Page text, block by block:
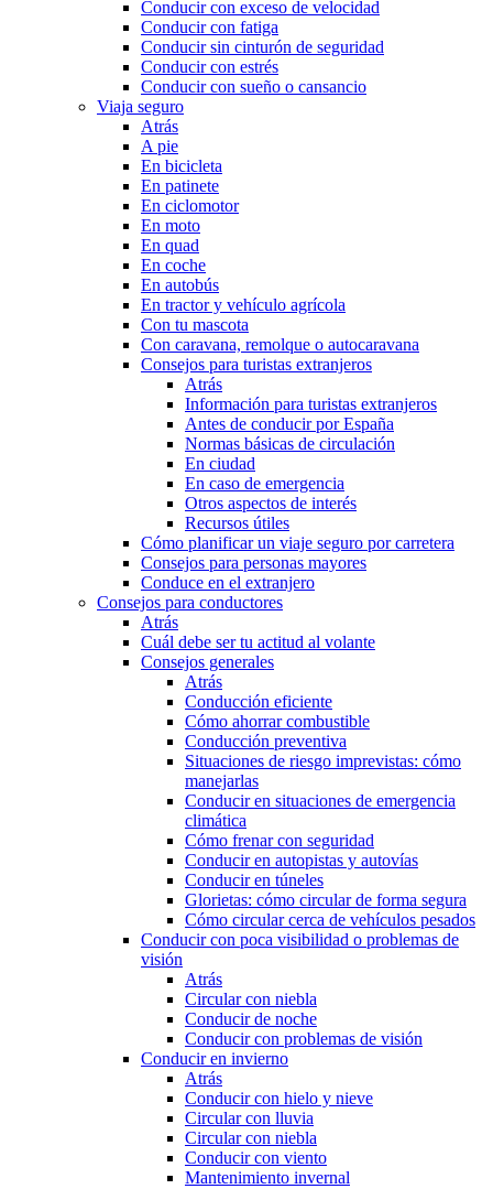
Conducir con exceso de velocidad
Conducir con fatiga
Conducir sin cinturón de seguridad
Conducir con estrés
Conducir con sueño o cansancio
Viaja seguro
Atrás
A pie
En bicicleta
En patinete
En ciclomotor
En moto
En quad
En coche
En autobús
En tractor y vehículo agrícola
Con tu mascota
Con caravana, remolque o autocaravana
Consejos para turistas extranjeros
Atrás
Información para turistas extranjeros
Antes de conducir por España
Normas básicas de circulación
En ciudad
En caso de emergencia
Otros aspectos de interés
Recursos útiles
Cómo planificar un viaje seguro por carretera
Consejos para personas mayores
Conduce en el extranjero
Consejos para conductores
Atrás
Cuál debe ser tu actitud al volante
Consejos generales
Atrás
Conducción eficiente
Cómo ahorrar combustible
Conducción preventiva
Situaciones de riesgo imprevistas: cómo
manejarlas
Conducir en situaciones de emergencia
climática
Cómo frenar con seguridad
Conducir en autopistas y autovías
Conducir en túneles
Glorietas: cómo circular de forma segura
Cómo circular cerca de vehículos pesados
Conducir con poca visibilidad o problemas de
visión
Atrás
Circular con niebla
Conducir de noche
Conducir con problemas de visión
Conducir en invierno
Atrás
Conducir con hielo y nieve
Circular con lluvia
Circular con niebla
Conducir con viento
Mantenimiento invernal